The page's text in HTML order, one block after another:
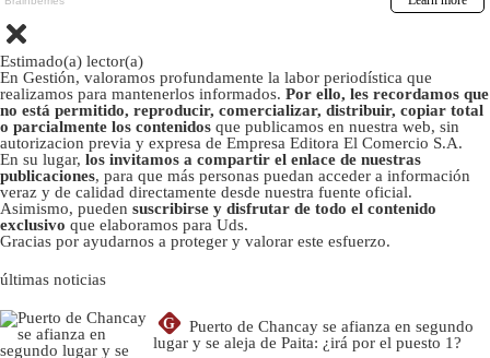
Estimado(a) lector(a)
En Gestión, valoramos profundamente la labor periodística que
realizamos para mantenerlos informados. Por ello, les recordamos que
no está permitido, reproducir, comercializar, distribuir, copiar total
o parcialmente los contenidos que publicamos en nuestra web, sin
autorizacion previa y expresa de Empresa Editora El Comercio S.A.
En su lugar, los invitamos a compartir el enlace de nuestras
publicaciones, para que más personas puedan acceder a información
veraz y de calidad directamente desde nuestra fuente oficial.
Asimismo, pueden suscribirse y disfrutar de todo el contenido
exclusivo que elaboramos para Uds.
Gracias por ayudarnos a proteger y valorar este esfuerzo.
últimas noticias
G
Puerto de Chancay se afianza en segundo
lugar y se aleja de Paita: ¿irá por el puesto 1?